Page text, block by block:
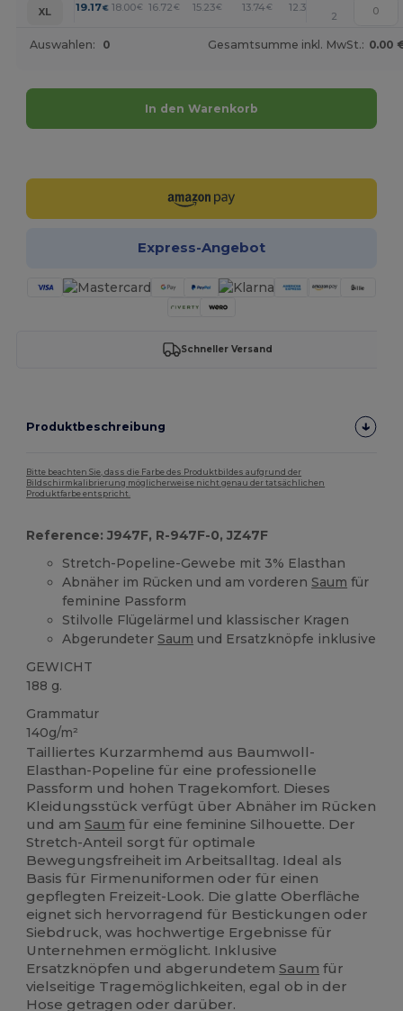
XL
19.17€ 18.00€ 16.72 € 15.23€ 13.74€ 12.35
2
Auswahlen: 0 Gesamtsumme inkl. MwSt.: 0.00
In den Warenkorb
Express-Angebot
Schneller Versand
Produktbeschreibung
Bitte beachten Sie, dass die Farbe des Produktbildes aufgrund der
Bildschirmkalibrierung möglicherweise nicht genau der tatsächlichen
Produktfarbe entspricht.
Reference: J947F, R-947F-0, JZ47F
Stretch-Popeline-Gewebe mit 3% Elasthan
Abnäher im Rücken und am vorderenSaum für
feminine Passform
Stilvolle Flügelärmel und klassischer Kragen
AbgerundeterSaum und Ersatzknöpfe inklusive
GEWICHT
188 g.
Grammatur
140g/m²
Tailliertes Kurzarmhemd aus Baumwoll-
Elasthan-Popeline für eine professionelle
Passform und hohen Tragekomfort. Dieses
Kleidungsstück verfügt über Abnäher im Rücken
und amSaum für eine feminine Silhouette. Der
Stretch-Anteil sorgt für optimale
Bewegungsfreiheit im Arbeitsalltag. Ideal als
Basis für Firmenuniformen oder für einen
gepflegten Freizeit-Look. Die glatte Oberfläche
eignet sich hervorragend für Bestickungen oder
Siebdruck, was hochwertige Ergebnisse für
Unternehmen ermöglicht. Inklusive
Ersatzknöpfen und abgerundetemSaum für
vielseitige Tragemöglichkeiten, egal ob in der
Hose getragen oder darüber.